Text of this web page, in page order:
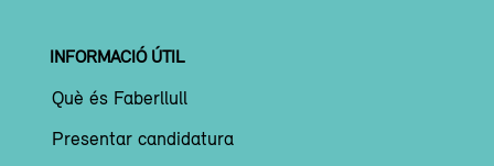
INFORMACIÓ ÚTIL
Què és Faberllull
Presentar candidatura